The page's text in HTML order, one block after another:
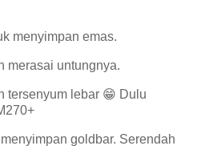
menyimpan emas.
merasai untungnya.
tersenyum lebar 😁 Dulu
goldbar. Serendah